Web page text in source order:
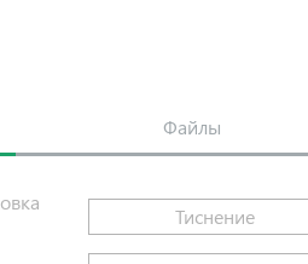
Файлы
Тиснение